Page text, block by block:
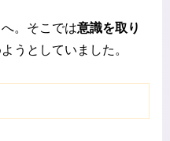
。そこでは意識を取り
うとしていました。